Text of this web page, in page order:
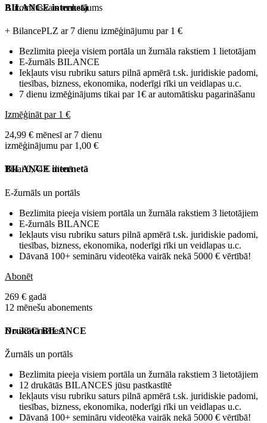
Automātiskais maksājums
BILANCE internetā
+ BilancePLZ ar 7 dienu izmēģinājumu par 1 €
Bezlimita pieeja visiem portāla un žurnāla rakstiem 1 lietotājam
E-žurnāls BILANCE
Iekļauts visu rubriku saturs pilnā apmērā t.sk. juridiskie padomi,
tiesības, bizness, ekonomika, noderīgi rīki un veidlapas u.c.
7 dienu izmēģinājums tikai par 1€ ar automātisku pagarināšanu
Izmēģināt par 1 €
24,99 € mēnesī ar 7 dienu
izmēģinājumu par 1,00 €
Tikai 0,74 € dienā
BILANCE internetā
E-žurnāls un portāls
Bezlimita pieeja visiem portāla un žurnāla rakstiem 3 lietotājiem
E-žurnāls BILANCE
Iekļauts visu rubriku saturs pilnā apmērā t.sk. juridiskie padomi,
tiesības, bizness, ekonomika, noderīgi rīki un veidlapas u.c.
Dāvanā 100+ semināru videotēka vairāk nekā 5000 € vērtībā!
Abonēt
269 € gadā
12 mēnešu abonements
No 28 € mēnesī
Drukātā BILANCE
Žurnāls un portāls
Bezlimita pieeja visiem portāla un žurnāla rakstiem 3 lietotājiem
12 drukātās BILANCES jūsu pastkastītē
Iekļauts visu rubriku saturs pilnā apmērā t.sk. juridiskie padomi,
tiesības, bizness, ekonomika, noderīgi rīki un veidlapas u.c.
Dāvanā 100+ semināru videotēka vairāk nekā 5000 € vērtībā!